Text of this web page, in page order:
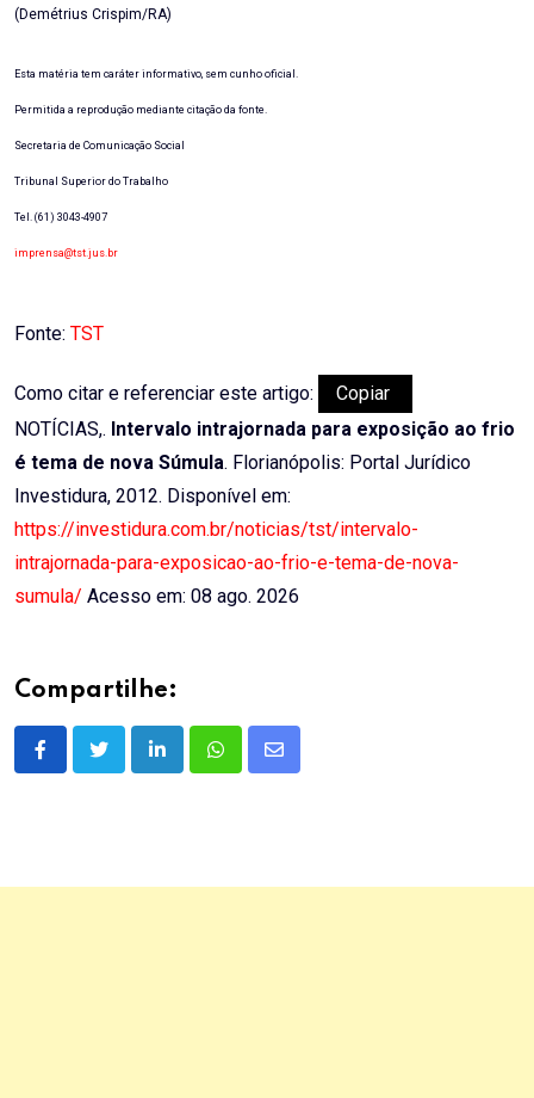
(Demétrius Crispim/RA)
Esta matéria tem caráter informativo, sem cunho oficial.
Permitida a reprodução mediante citação da fonte.
Secretaria de Comunicação Social
Tribunal Superior do Trabalho
Tel. (61) 3043-4907
imprensa@tst.jus.br
Fonte: TST
Como citar e referenciar este artigo:
Copiar
NOTÍCIAS,. Intervalo intrajornada para exposição ao frio
é tema de nova Súmula. Florianópolis: Portal Jurídico
Investidura, 2012. Disponível em:
https://investidura.com.br/noticias/tst/intervalo-
intrajornada-para-exposicao-ao-frio-e-tema-de-nova-
sumula/ Acesso em: 08 ago. 2026
Compartilhe:
LinkedInWhatsappShare